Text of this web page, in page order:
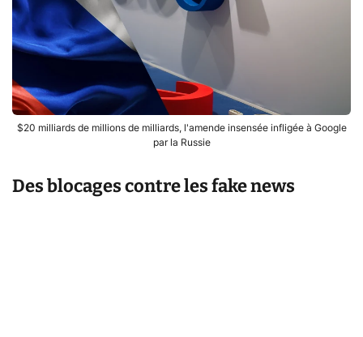
$20 milliards de millions de milliards, l'amende insensée infligée à Google
par la Russie
Des blocages contre les fake news